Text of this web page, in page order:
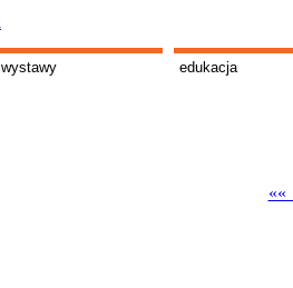
wystawy edukacja
««